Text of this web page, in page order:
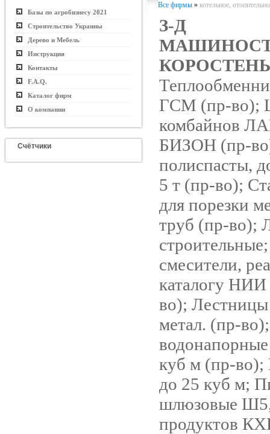
Базы по агробизнесу 2021
Строительство Украины
Дерево и Мебель
Инструкция
Контакты
F.A.Q.
Каталог фирм
О компании
Счётчики
Все фирмы » котельное,
З-Д
ГСМ (пр-во);
комбайнов
БИЗОН (пр-
полиспасты,
5 т (пр-во);
для порезки
труб (пр-во);
смесители,
каталогу
во);
метал. (пр-
куб м (пр-во);
до 25 куб м;
шлюзовые
продуктов